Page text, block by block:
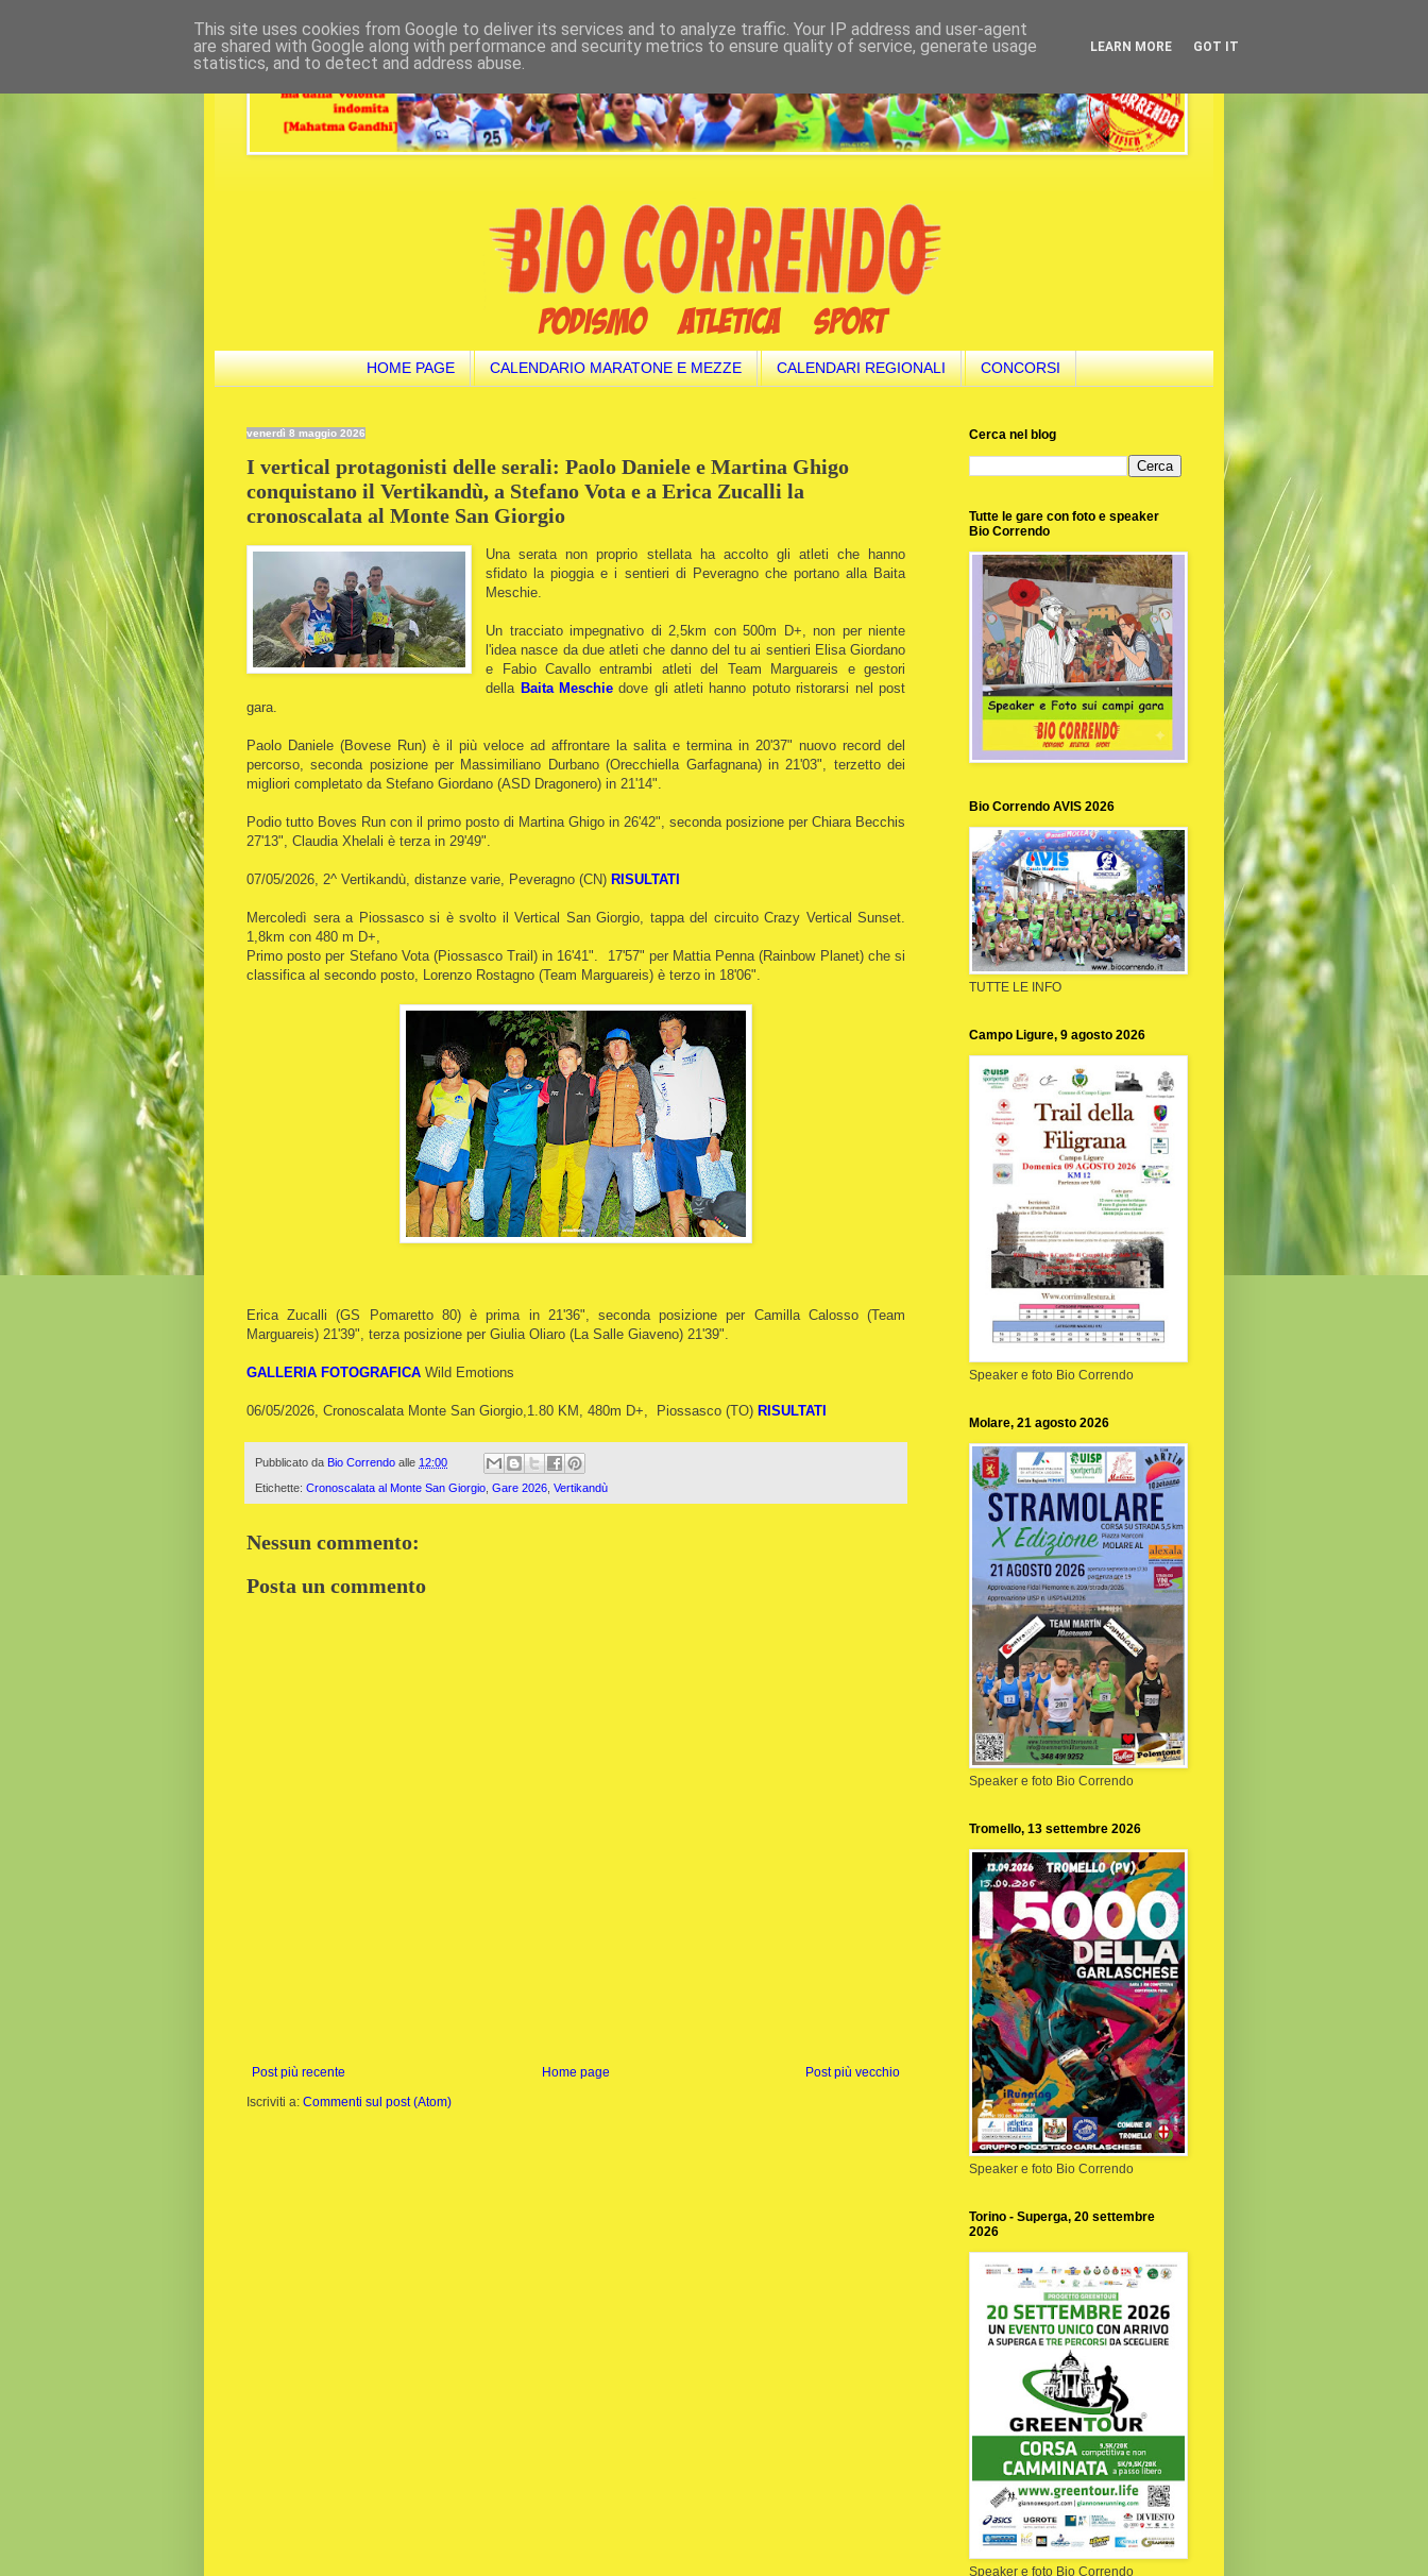
HOME PAGE CALENDARIO MARATONE E MEZZE CALENDARI REGIONALI CONCORSI
venerdì 8 maggio 2026
I vertical protagonisti delle serali: Paolo Daniele e Martina Ghigo
conquistano il Vertikandù, a Stefano Vota e a Erica Zucalli la
cronoscalata al Monte San Giorgio
Una serata non proprio stellata ha accolto gli atleti che hanno
sfidato la pioggia e i sentieri di Peveragno che portano alla Baita
Meschie.
Un tracciato impegnativo di 2,5km con 500m D+, non per niente
l'idea nasce da due atleti che danno del tu ai sentieri Elisa Giordano
e Fabio Cavallo entrambi atleti del Team Marguareis e gestori
della Baita Meschiedove gli atleti hanno potuto ristorarsi nel post
gara.
Paolo Daniele (Bovese Run) è il più veloce ad affrontare la salita e termina in 20'37" nuovo record del
percorso, seconda posizione per Massimiliano Durbano (Orecchiella Garfagnana) in 21'03", terzetto dei
migliori completato da Stefano Giordano (ASD Dragonero) in 21'14".
Podio tutto Boves Run con il primo posto di Martina Ghigo in 26'42", seconda posizione per Chiara Becchis
27'13", Claudia Xhelali è terza in 29'49".
07/05/2026, 2^ Vertikandù, distanze varie, Peveragno (CN) RISULTATI
Mercoledì sera a Piossasco si è svolto il Vertical San Giorgio, tappa del circuito Crazy Vertical Sunset.
1,8km con 480 m D+,
Primo posto per Stefano Vota (Piossasco Trail) in 16'41". 17'57" per Mattia Penna (Rainbow Planet) che si
classifica al secondo posto, Lorenzo Rostagno (Team Marguareis) è terzo in 18'06".
Erica Zucalli (GS Pomaretto 80) è prima in 21'36", seconda posizione per Camilla Calosso (Team
Marguareis) 21'39", terza posizione per Giulia Oliaro (La Salle Giaveno) 21'39".
GALLERIA FOTOGRAFICA Wild Emotions
06/05/2026, Cronoscalata Monte San Giorgio,1.80 KM, 480m D+, Piossasco (TO) RISULTATI
Pubblicato da Bio Correndo alle 12:00
Etichette: Cronoscalata al Monte San Giorgio Gare 2026 Vertikandù
Nessun commento:
Posta un commento
Post più recente Post più vecchio
Home page
Iscriviti a: Commenti sul post (Atom)
Cerca nel blog
Tutte le gare con foto e speaker
Bio Correndo
Bio Correndo AVIS 2026
TUTTE LE INFO
Campo Ligure, 9 agosto 2026
Speaker e foto Bio Correndo
Molare, 21 agosto 2026
Speaker e foto Bio Correndo
Tromello, 13 settembre 2026
Speaker e foto Bio Correndo
Torino - Superga, 20 settembre
2026
Speaker e foto Bio Correndo
This site uses cookies from Google to deliver its services and to analyze traffic. Your IP address and user-agent
are shared with Google along with performance and security metrics to ensure quality of service, generate usage
statistics, and to detect and address abuse.
LEARN MORE GOT IT